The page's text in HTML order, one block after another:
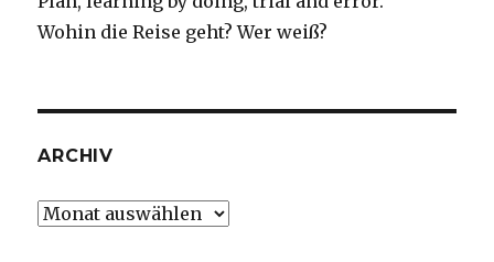
Wohin die Reise geht? Wer weiß?
ARCHIV
Archiv